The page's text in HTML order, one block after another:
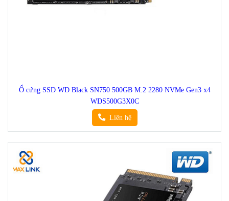
Ổ cứng SSD WD Black SN750 500GB M.2 2280 NVMe Gen3 x4
WDS500G3X0C
Liên hệ